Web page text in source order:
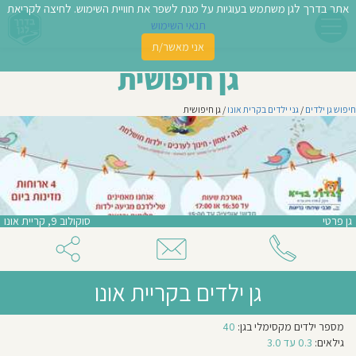
גן חיפושית
חיפוש גן ילדים / גני ילדים בקרית אונו / גן חיפושית
סוקולוב 9, קריית אונו גן פרטי
גן ילדים בקריית אונו
מספר ילדים מקסימלי בגן: 40
גילאים: 0.3 עד 3.0
מספר
קבוצות
בגן:
3
אתר בדרך לגן משתמש בעוגיות על מנת לשפר את חוויית השימוש. לחיצה לקריאת
תנאי השימוש
אני מאשר/ת